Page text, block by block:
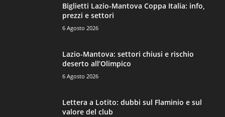
Biglietti Lazio-Mantova Coppa Italia: info,
prezzi e settori
6 Agosto 2026
Lazio-Mantova: settori chiusi e rischio
deserto all’Olimpico
6 Agosto 2026
Lettera a Lotito: dubbi sul Flaminio e sul
valore del club